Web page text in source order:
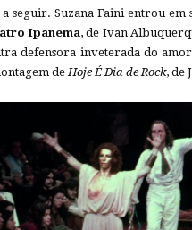
a seguir. Suzana Faini entrou
Ipanema, de Ivan
defensora inveterada do
deHoje É Dia de Rock, de